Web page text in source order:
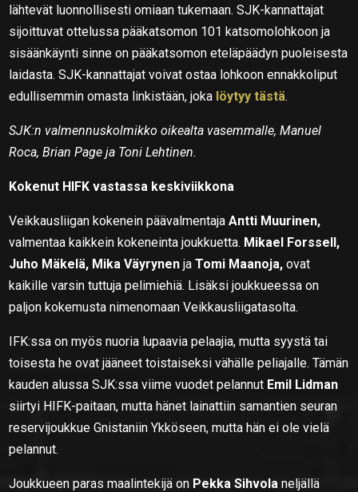
lähtevät luonnollisesti omiaan tukemaan. SJK-kannattajat
sijoittuvat ottelussa pääkatsomon 101 katsomolohkoon ja
sisäänkäynti sinne on pääkatsomon eteläpäädyn puoleisesta
laidasta. SJK-kannattajat voivat ostaa lohkoon ennakkoliput
edullisemmin omasta linkistään, joka löytyy tästä.
SJK:n valmennuskolmikko oikealta vasemmalle, Manuel
Roca, Brian Page ja Toni Lehtinen.
Kokenut HIFK vastassa keskiviikkona
Veikkausliigan kokenein päävalmentajaAntti Muurinen,
valmentaa kaikkein kokeneinta joukkuetta. Mikael Forssell,
Juho Mäkelä, Mika Väyrynen jaTomi Maanoja, ovat
kaikille varsin tuttuja pelimiehiä. Lisäksi joukkueessa on
paljon kokemusta nimenomaan Veikkausliigatasolta.
IFK:ssa on myös nuoria lupaavia pelaajia, mutta syystä tai
toisesta he ovat jääneet toistaiseksi vähälle peliajalle. Tämän
kauden alussa SJK:ssa viime vuodet pelannut Emil Lidman
siirtyi HIFK-paitaan, mutta hänet lainattiin samantien seuran
reservijoukkue Gnistaniin Ykköseen, mutta hän ei ole vielä
pelannut.
Joukkueen paras maalintekijä on Pekka Sihvola neljällä